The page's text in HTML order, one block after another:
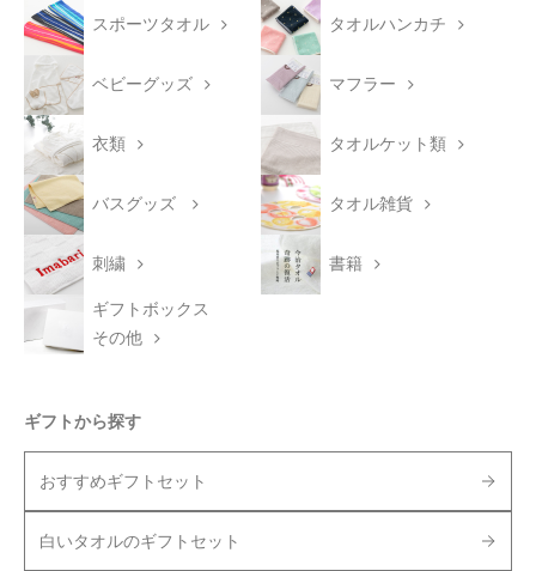
スポーツタオル タオルハンカチ
ベビーグッズ マフラー
衣類 タオルケット類
バスグッズ タオル雑貨
刺繍 書籍
ギフトボックス
その他
ギフトから探す
おすすめギフトセット
白いタオルのギフトセット